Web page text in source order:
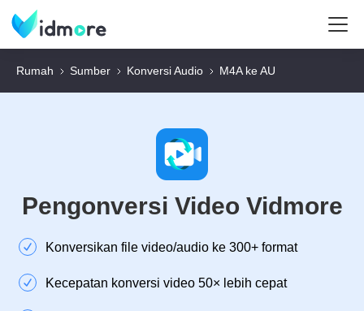
Rumah Sumber Konversi Audio M4A ke AU
Pengonversi Video Vidmore
Konversikan file video/audio ke 300+ format
Kecepatan konversi video 50× lebih cepat